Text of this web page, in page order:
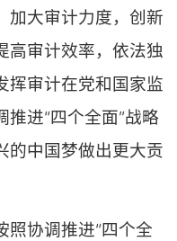
加大审计力度，创新
高审计效率，依法独
挥审计在党和国家监
进“四个全面”战略
的中国梦做出更大贡
照协调推进“四个全